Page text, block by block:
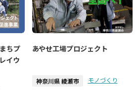
ちプ
イウ
あやせ工場プロジェクト
神奈川県 綾瀬市 モノづくり